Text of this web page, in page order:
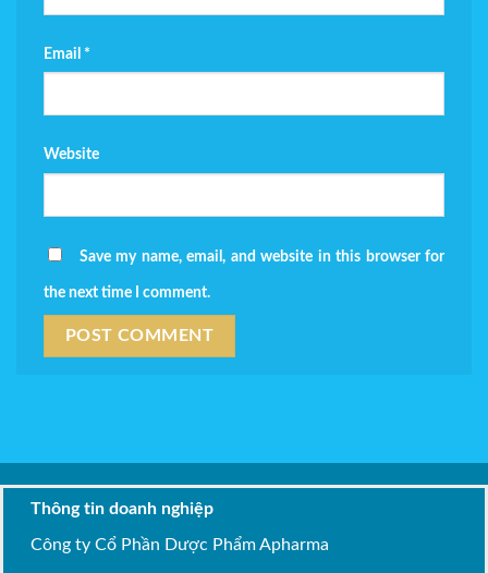
Email *
Website
Save my name, email, and website in this browser for
the next time I comment.
Thông tin doanh nghiệp
Công ty Cổ Phần Dược Phẩm Apharma